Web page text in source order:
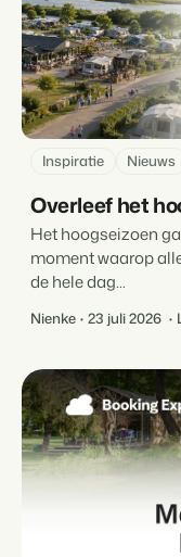
Inspiratie Nieuws
Overleef het
Het hoogseizoen
moment waarop
de hele dag...
Nienke 23 juli 2026